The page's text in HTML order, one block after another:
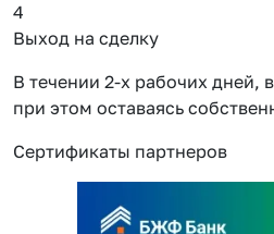
4
Выход на сделку
В течении 2-х рабочих дней,
при этом оставаясь
Сертификаты партнеров